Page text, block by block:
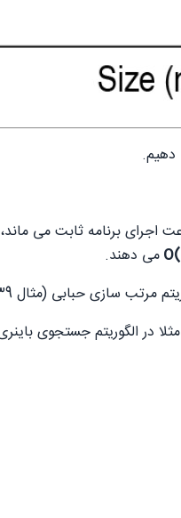
می دهند.
حبابی (مثال 39). این حالت را با
جستجوی باینری (مثال 41). این